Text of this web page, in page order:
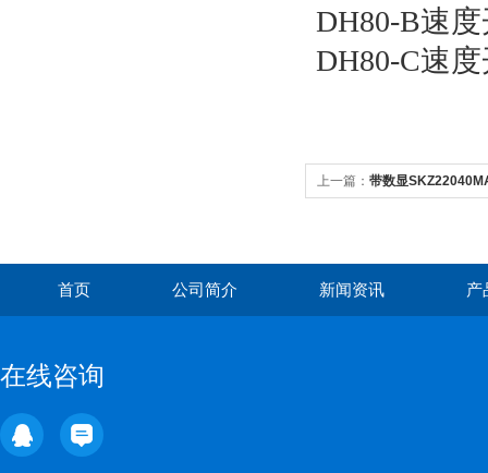
DH80-B速
DH80-C速
上一篇： 带数显
首页 公司简介 新闻资讯 产
在线咨询